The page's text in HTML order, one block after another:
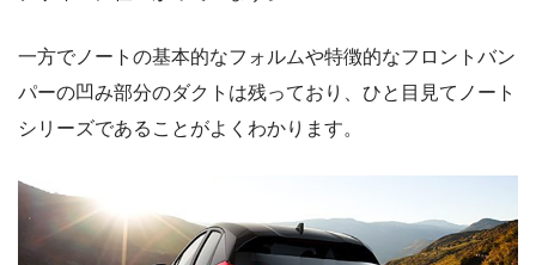
一方でノートの基本的なフォルムや特徴的なフロントバン
パーの凹み部分のダクトは残っており、ひと目見てノート
シリーズであることがよくわかります。